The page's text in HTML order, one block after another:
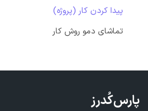
پیدا کردن کار (پروژه)
تماشای دمو روش کار
پارس‌کُدرز